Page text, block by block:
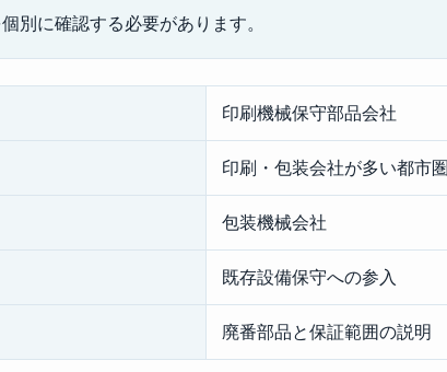
別に確認する必要があります。
印刷機械保守部品会社
印刷・包装会社が多い都市圏
包装機械会社
既存設備保守への参入
廃番部品と保証範囲の説明